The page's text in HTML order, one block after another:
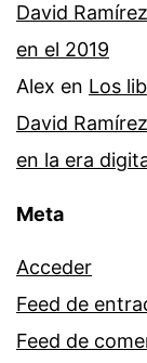
David
en el 2019
Alex en Los
David
en la era
Meta
Acceder
Feed de
Feed de